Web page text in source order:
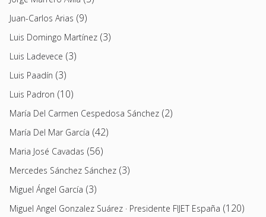
Juan-Carlos Arias (9)
Luis Domingo Martínez (3)
Luis Ladevece (3)
Luis Paadín (3)
Luis Padron (10)
María Del Carmen Cespedosa Sánchez (2)
María Del Mar García (42)
Maria José Cavadas (56)
Mercedes Sánchez Sánchez (3)
Miguel Ángel García (3)
Miguel Angel Gonzalez Suárez · Presidente FIJET España (120)